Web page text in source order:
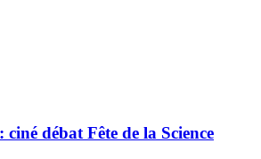
débat Fête de la Science